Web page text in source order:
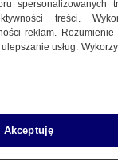
spersonalizowanych
treści.
reklam.
usług.
Akceptuję